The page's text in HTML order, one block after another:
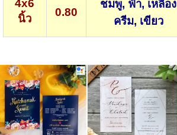
4x6
นิ้ว
0.80
ชมพู, ฟ้า, เหลือง
ครีม, เขียว